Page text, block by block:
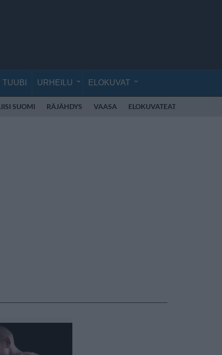
TUUBI URHEILU ELOKUVAT
SUOMI RÄJÄHDYS VAASA ELOKUVATEATTERI